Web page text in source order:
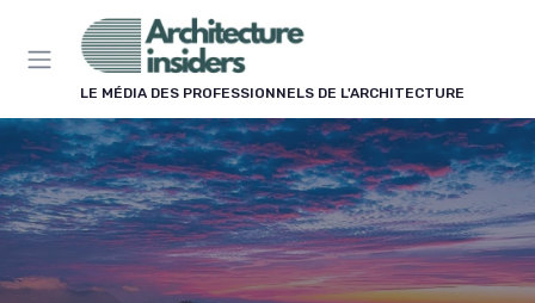
LE MÉDIA DES PROFESSIONNELS DE L'ARCHITECTURE
Panneau de gestion des cookies